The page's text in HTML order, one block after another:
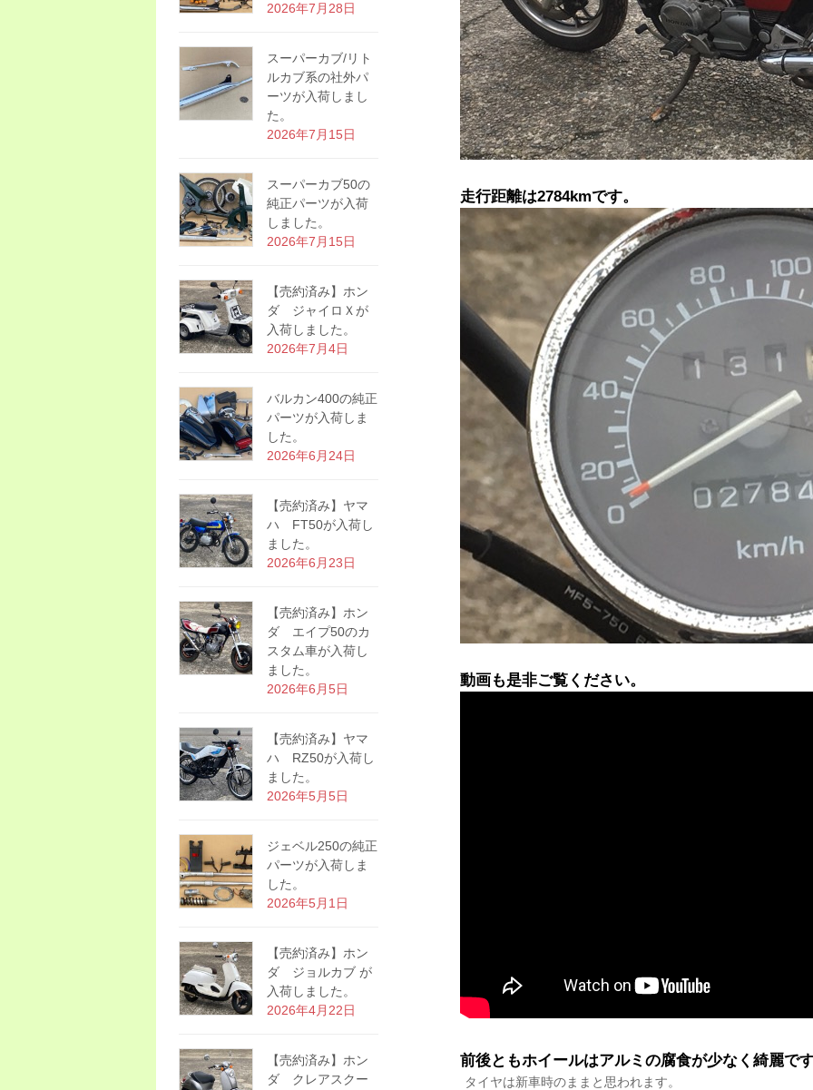
走行距離は2784kmです。
動画も是非ご覧ください。
前後ともホイールはアルミの腐食が少なく綺麗で
タイヤは新車時のままと思われます。
2026年7月28日
スーパーカブ/リト
ルカブ系の社外パ
ーツが入荷しまし
た。
2026年7月15日
スーパーカブ50の
純正パーツが入荷
しました。
2026年7月15日
【売約済み】ホン
ダ ジャイロＸが
入荷しました。
2026年7月4日
バルカン400の純正
パーツが入荷しま
した。
2026年6月24日
【売約済み】ヤマ
ハ FT50が入荷し
ました。
2026年6月23日
【売約済み】ホン
ダ エイプ50のカ
スタム車が入荷し
ました。
2026年6月5日
【売約済み】ヤマ
ハ RZ50が入荷し
ました。
2026年5月5日
ジェベル250の純正
パーツが入荷しま
した。
2026年5月1日
【売約済み】ホン
ダ ジョルカブ が
入荷しました。
2026年4月22日
【売約済み】ホン
ダ クレアスクー